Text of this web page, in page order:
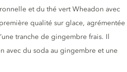
et du thé vert Wheadon avec
qualité sur glace, agrémentée
tranche de gingembre frais. Il
avec du soda au gingembre et une